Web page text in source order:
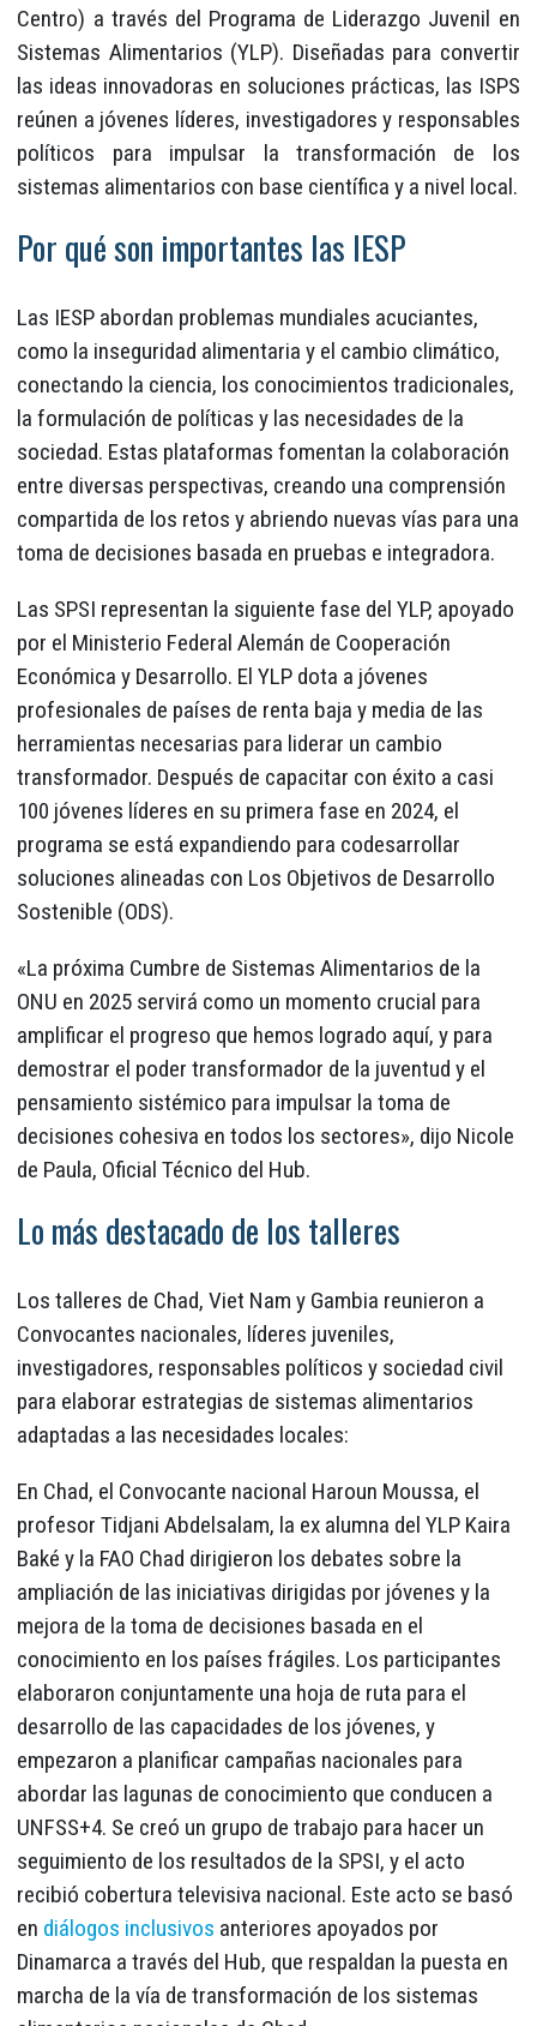
Centro) a través del Programa de Liderazgo Juvenil en
Sistemas Alimentarios (YLP). Diseñadas para convertir
las ideas innovadoras en soluciones prácticas, las ISPS
reúnen a jóvenes líderes, investigadores y responsables
políticos para impulsar la transformación de los
sistemas alimentarios con base científica y a nivel local.
Por qué son importantes las IESP
Las IESP abordan problemas mundiales acuciantes,
como la inseguridad alimentaria y el cambio climático,
conectando la ciencia, los conocimientos tradicionales,
la formulación de políticas y las necesidades de la
sociedad. Estas plataformas fomentan la colaboración
entre diversas perspectivas, creando una comprensión
compartida de los retos y abriendo nuevas vías para una
toma de decisiones basada en pruebas e integradora.
Las SPSI representan la siguiente fase del YLP, apoyado
por el Ministerio Federal Alemán de Cooperación
Económica y Desarrollo. El YLP dota a jóvenes
profesionales de países de renta baja y media de las
herramientas necesarias para liderar un cambio
transformador. Después de capacitar con éxito a casi
100 jóvenes líderes en su primera fase en 2024, el
programa se está expandiendo para codesarrollar
soluciones alineadas con Los Objetivos de Desarrollo
Sostenible (ODS).
«La próxima Cumbre de Sistemas Alimentarios de la
ONU en 2025 servirá como un momento crucial para
amplificar el progreso que hemos logrado aquí, y para
demostrar el poder transformador de la juventud y el
pensamiento sistémico para impulsar la toma de
decisiones cohesiva en todos los sectores», dijo Nicole
de Paula, Oficial Técnico del Hub.
Lo más destacado de los talleres
Los talleres de Chad, Viet Nam y Gambia reunieron a
Convocantes nacionales, líderes juveniles,
investigadores, responsables políticos y sociedad civil
para elaborar estrategias de sistemas alimentarios
adaptadas a las necesidades locales:
En Chad, el Convocante nacional Haroun Moussa, el
profesor Tidjani Abdelsalam, la ex alumna del YLP Kaira
Baké y la FAO Chad dirigieron los debates sobre la
ampliación de las iniciativas dirigidas por jóvenes y la
mejora de la toma de decisiones basada en el
conocimiento en los países frágiles. Los participantes
elaboraron conjuntamente una hoja de ruta para el
desarrollo de las capacidades de los jóvenes, y
empezaron a planificar campañas nacionales para
abordar las lagunas de conocimiento que conducen a
UNFSS+4. Se creó un grupo de trabajo para hacer un
seguimiento de los resultados de la SPSI, y el acto
recibió cobertura televisiva nacional. Este acto se basó
en diálogos inclusivos anteriores apoyados por
Dinamarca a través del Hub, que respaldan la puesta en
marcha de la vía de transformación de los sistemas